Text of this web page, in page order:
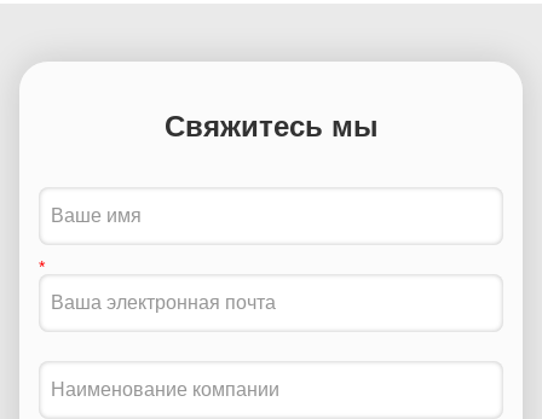
Свяжитесь мы